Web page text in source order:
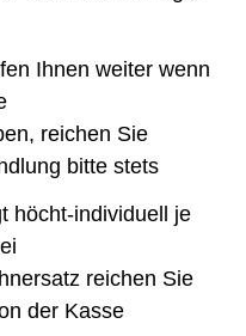
Ihnen weiter wenn
reichen Sie
bitte stets
höcht-individuell je
reichen Sie
der Kasse